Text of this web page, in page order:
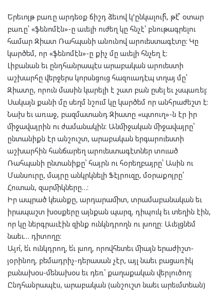
Երեւոյթ բառը արդեօք ճիշդ ձեւով կ’ընկալուի՞, թէ՞ օտար
բառը՝ «ֆենոմէն»-ը աւելի ուժեղ կը հնչէ՝ բնութագրելու
համար Զիատ Ռահպանի անունով արուեստագէտը: Կը
կարծեմ, որ «ֆենոմէն»-ը քիչ մը աւելի հնչեղ է:
Լիբանան եւ ընդհանրապէս արաբական արուեստի
աշխարհը վերջերս կորսնցուց հազուադէպ տղայ մը՝
Զիատը, որուն մասին կարելի է շատ բան ըսել եւ չսպառել:
Սակայն քանի մը սեղմ նշում կը կարծեմ որ անհրաժեշտ է:
Նախ եւ առաջ, բազմատանդ Զիատը «պտուղ»-ն էր իր
միջավայրին ու ժամանակին: Անմիջական միջավայրը՝
ընտանիքն էր անշուշտ, արաբական երգարուեստի
աշխարհին հանճարեղ արուեստագէտներ տուած
Ռահպանի ընտանիքը՝ հայրն ու հօրեղբայրը՝ Ասին ու
Մանսուրը, մայրը անկրկնելի Ֆէյրուզը, մօրաքոյրը՝
Հուտան, զարմիկները…։
Իր ապրած կեանքը, արդարամիտ, տրամաբանական եւ
իրապաշտ խօսքերը այնքան պարզ, դիպուկ եւ տեղին էին,
որ կը ներգրաւէին զինք ունկնդրողն ու լսողը։ Աւելցնեմ
նաեւ… դիտողը:
Այո՛, ե՛ւ ունկդրող, ե՛ւ լսող, որովհետեւ միայն երաժիշտ-
յօրինող, բեմադրիչ-դերասան չէր, այլ նաեւ բացառիկ
բանախօս-մենախօս եւ դեռ՝ քաղաքական վերլուծող։
Ընդհանրապէս, արաբական (անշուշտ նաեւ արեւմտեան)